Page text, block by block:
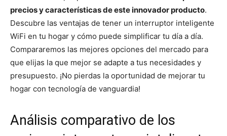
precios y características de este innovador producto.
Descubre las ventajas de tener un interruptor inteligente
WiFi en tu hogar y cómo puede simplificar tu día a día.
Compararemos las mejores opciones del mercado para
que elijas la que mejor se adapte a tus necesidades y
presupuesto. ¡No pierdas la oportunidad de mejorar tu
hogar con tecnología de vanguardia!
Análisis comparativo de los